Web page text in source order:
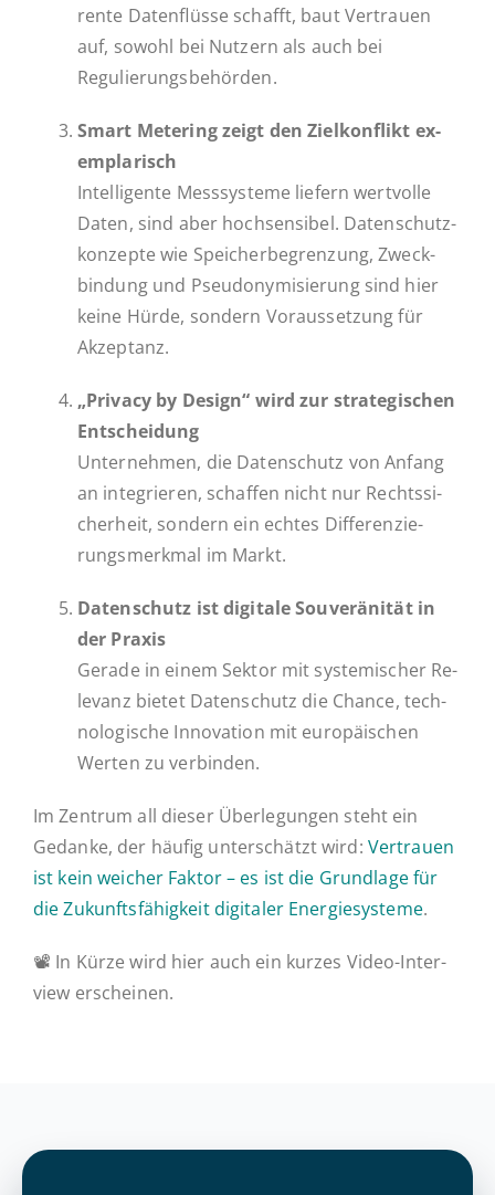
ren­te Da­ten­flüs­se schafft, baut Ver­trau­en
auf, sowohl bei Nutzern als auch bei
Regulierungsbehörden.
Smart Me­ter­ing zeigt den Ziel­kon­flikt ex­
em­pla­risch
In­tel­li­gen­te Mess­sys­te­me liefern wert­vol­le
Daten, sind aber hoch­sen­si­bel. Da­ten­schutz­
kon­zep­te wie Spei­cher­be­gren­zung, Zweck­
bin­dung und Pseud­ony­mi­sie­rung sind hier
keine Hürde, sondern Vor­aus­set­zung für
Akzeptanz.
„Privacy by Design“ wird zur stra­te­gi­schen
Ent­schei­dung
Un­ter­neh­men, die Daten­schutz von Anfang
an in­te­grie­ren, schaf­fen nicht nur Rechts­si­
cher­heit, sondern ein echtes Dif­fe­ren­zie­
rungs­merk­mal im Markt.
Daten­schutz ist di­gi­ta­le Sou­ve­rä­ni­tät in
der Praxis
Gerade in einem Sektor mit sys­te­mi­scher Re­
le­vanz bietet Daten­schutz die Chance, tech­
no­lo­gi­sche In­no­va­ti­on mit eu­ro­päi­schen
Werten zu verbinden.
Im Zentrum all dieser Über­le­gun­gen steht ein
Gedanke, der häufig un­ter­schätzt wird: Ver­trau­en
ist kein weicher Faktor – es ist die Grund­la­ge für
die Zu­kunfts­fä­hig­keit di­gi­ta­ler En­er­gie­sys­te­me.
📽 In Kürze wird hier auch ein kurzes Video-In­­­ter­­
view erscheinen.